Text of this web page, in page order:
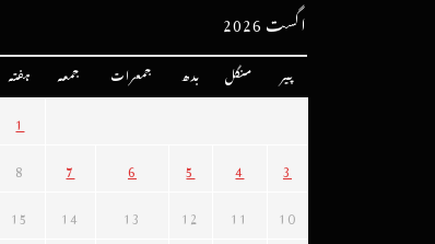
اگست 2026
پیر منگل بدھ جمعرات جمعہ ہفتہ
1
3
4
5
6
7
8
10
11
12
13
14
15